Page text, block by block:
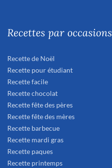
Recettes par occasions
Recette de Noël
Recette pour étudiant
Recette facile
Recette chocolat
Recette fête des pères
Recette fête des mères
Recette barbecue
Recette mardi gras
Recette paques
Recette printemps